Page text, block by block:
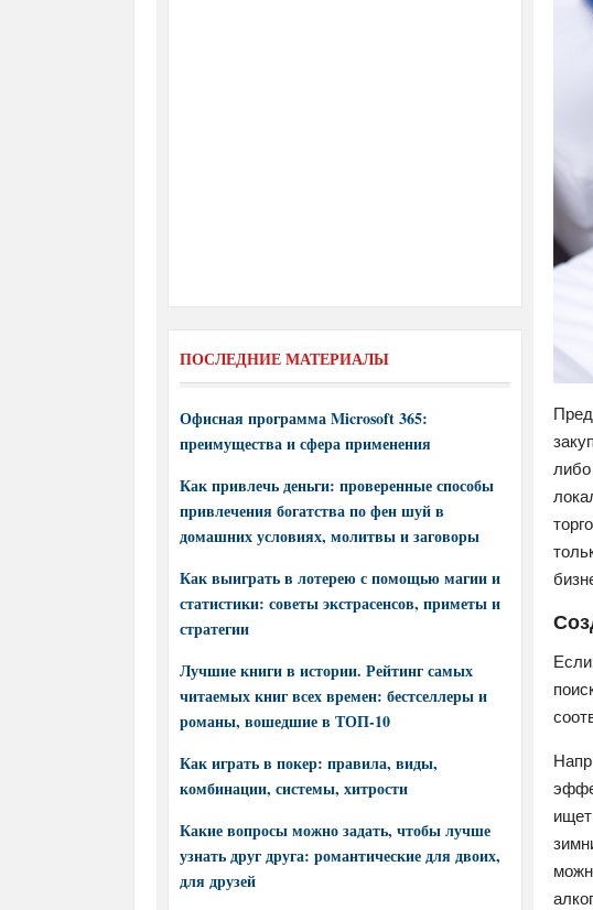
ПОСЛЕДНИЕ МАТЕРИАЛЫ
Офисная программа Microsoft 365:
преимущества и сфера применения
Как привлечь деньги: проверенные способы
привлечения богатства по фен шуй в
домашних условиях, молитвы и заговоры
Как выиграть в лотерею с помощью магии и
статистики: советы экстрасенсов, приметы и
стратегии
Лучшие книги в истории. Рейтинг самых
читаемых книг всех времен: бестселлеры и
романы, вошедшие в ТОП-10
Как играть в покер: правила, виды,
комбинации, системы, хитрости
Какие вопросы можно задать, чтобы лучше
узнать друг друга: романтические для двоих,
для друзей